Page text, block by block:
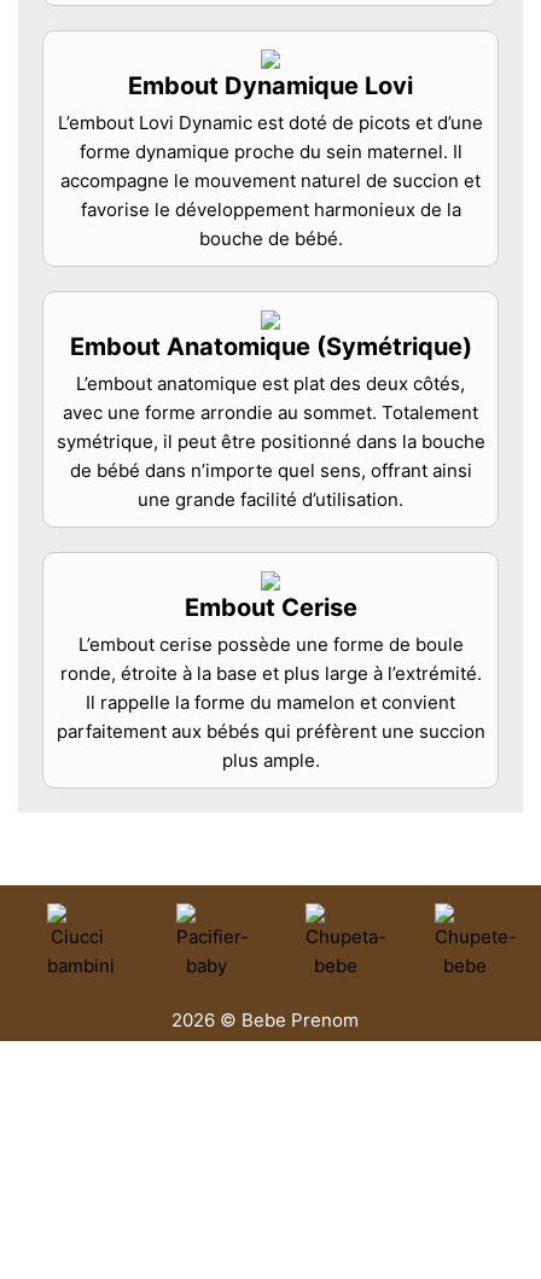
Embout Dynamique Lovi
L’embout Lovi Dynamic est doté de picots et d’une
forme dynamique proche du sein maternel. Il
accompagne le mouvement naturel de succion et
favorise le développement harmonieux de la
bouche de bébé.
Embout Anatomique (Symétrique)
L’embout anatomique est plat des deux côtés,
avec une forme arrondie au sommet. Totalement
symétrique, il peut être positionné dans la bouche
de bébé dans n’importe quel sens, offrant ainsi
une grande facilité d’utilisation.
Embout Cerise
L’embout cerise possède une forme de boule
ronde, étroite à la base et plus large à l’extrémité.
Il rappelle la forme du mamelon et convient
parfaitement aux bébés qui préfèrent une succion
plus ample.
2026 © Bebe Prenom